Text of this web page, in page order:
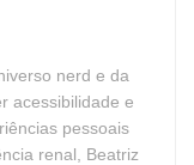
nerd e da
acessibilidade e
pessoais
renal, Beatriz